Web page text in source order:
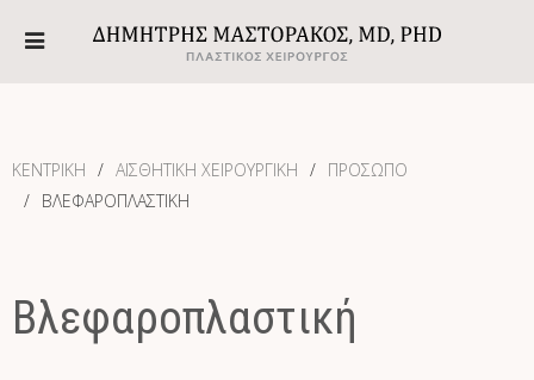
ΚΕΝΤΡΙΚΗ ΑΙΣΘΗΤΙΚΗ ΧΕΙΡΟΥΡΓΙΚΗ
ΠΡΌΣΩΠΟ
ΒΛΕΦΑΡΟΠΛΑΣΤΙΚΉ
Βλεφαροπλαστική